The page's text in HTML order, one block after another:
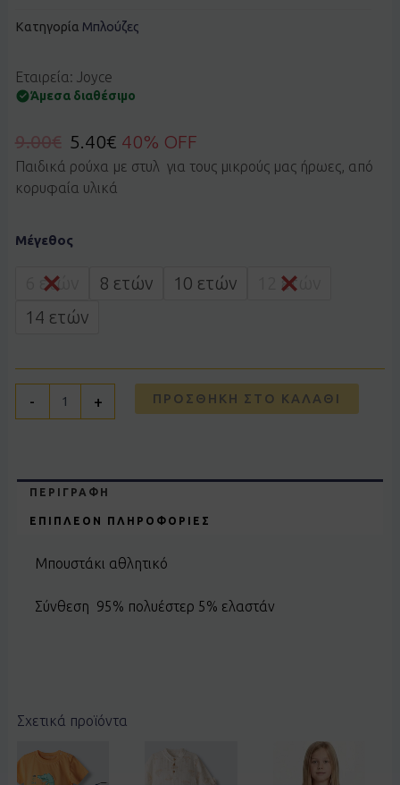
Κατηγορία Μπλούζες
Εταιρεία: Joyce
Άμεσα διαθέσιμο
9.00€ 5.40€ 40% OFF
Παιδικά ρούχα με στυλ για τους μικρούς μας ήρωες, από
κορυφαία υλικά
Μέγεθος
6 ετών 8 ετών 10 ετών
12 ετών
14 ετών
-
JOYCE
μαύρο
ποσότητα
+ ΠΡΟΣΘΉΚΗ ΣΤΟ ΚΑΛΆΘΙ
ΠΕΡΙΓΡΑΦΉ
ΕΠΙΠΛΈΟΝ ΠΛΗΡΟΦΟΡΊΕΣ
Μπουστάκι αθλητικό
Σύνθεση 95% πολυέστερ 5% ελαστάν
Σχετικά προϊόντα